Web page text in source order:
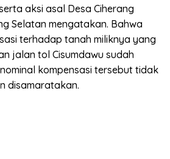
aksi asal Desa Ciherang
Selatan mengatakan. Bahwa
terhadap tanah miliknya yang
jalan tol Cisumdawu sudah
kompensasi tersebut tidak
disamaratakan.